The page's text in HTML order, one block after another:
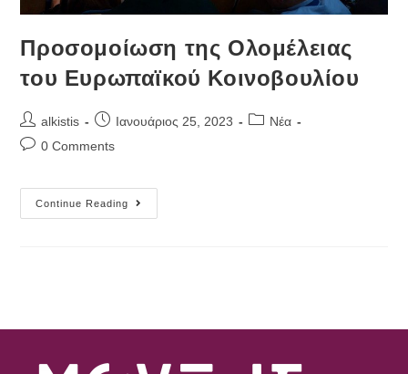
Προσομοίωση της Ολομέλειας
του Ευρωπαϊκού Κοινοβουλίου
Post
author:
alkistis
Post
published:
Ιανουάριος 25, 2023
PostΝέα
Post0 Comments
Continue Reading
Προσομοίωση
Της